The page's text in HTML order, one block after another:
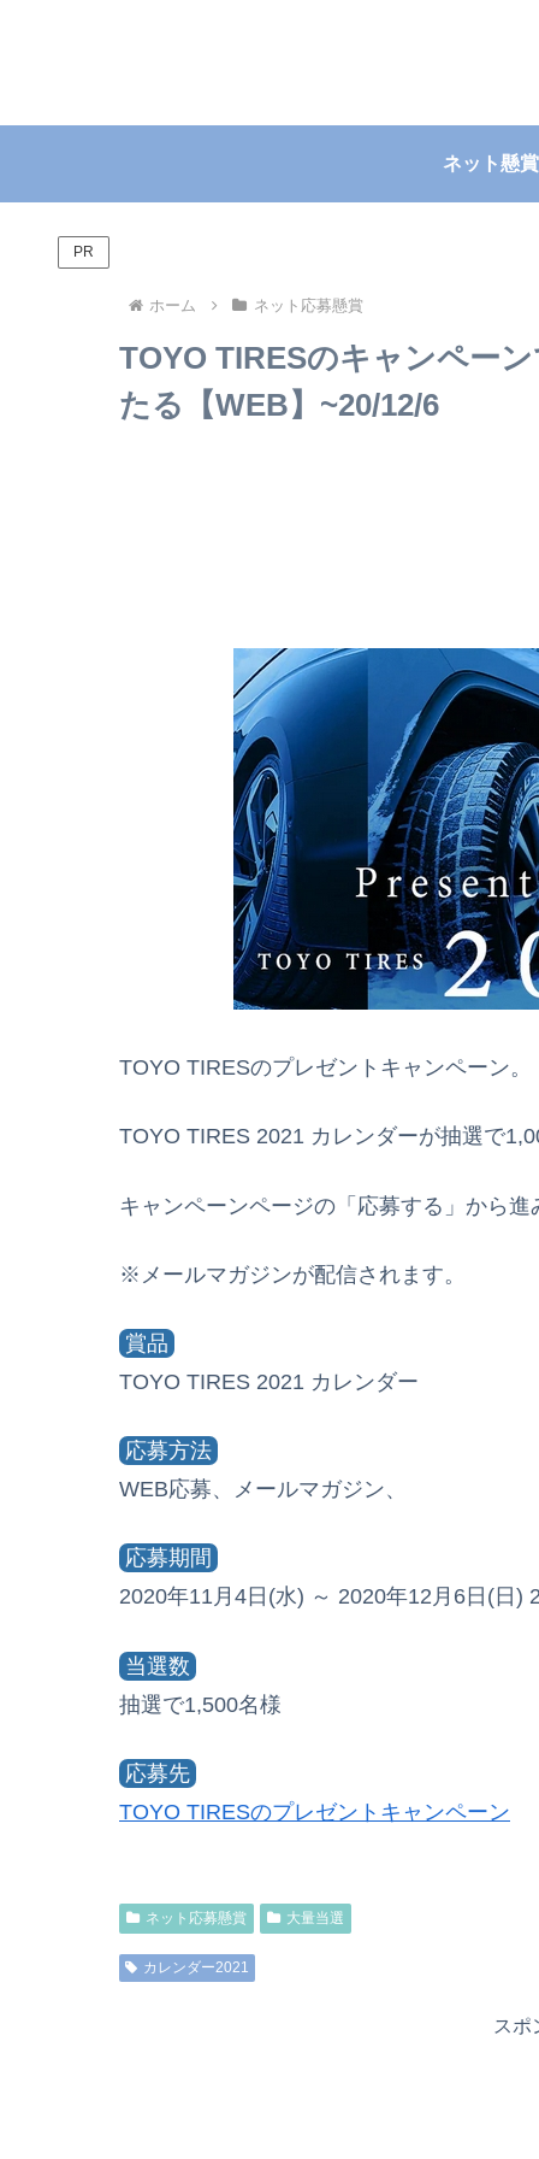
ネット懸賞
PR
ホーム ネット応募懸賞
TOYO TIRESのキャンペー
たる【WEB】~20/12/6
TOYO TIRESのプレゼントキャンペーン。
TOYO TIRES 2021 カレンダーが抽選で
キャンペーンページの「応募する」から
※メールマガジンが配信されます。
賞品
TOYO TIRES 2021 カレンダー
応募方法
WEB応募、メールマガジン、
応募期間
2020年11月4日(水) ～ 2020年12月6日(日)
当選数
抽選で1,500名様
応募先
TOYO TIRESのプレゼントキャンペーン
ネット応募懸賞 大量当選
カレンダー2021
スポ